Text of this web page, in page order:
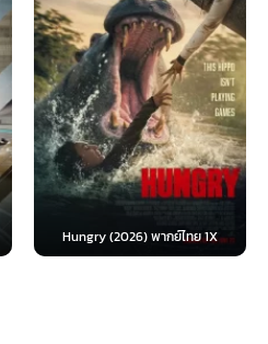
Hungry (2026) พากย์ไทย 1X